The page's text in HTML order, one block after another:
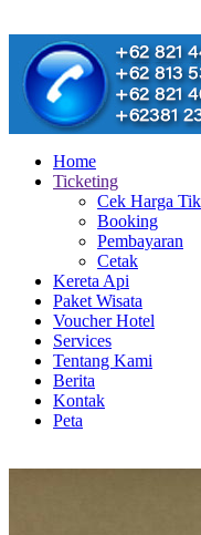
Home
Ticketing
Cek Harga
Booking
Pembayaran
Cetak
Kereta Api
Paket Wisata
Voucher Hotel
Services
Tentang Kami
Berita
Kontak
Peta